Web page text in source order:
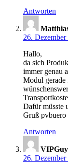
Antworten
26.
Hallo,
da sich
immer genau
Modul gerade
Dafür müsste
Gruß pvbuero
Antworten
VIPGuy
26.